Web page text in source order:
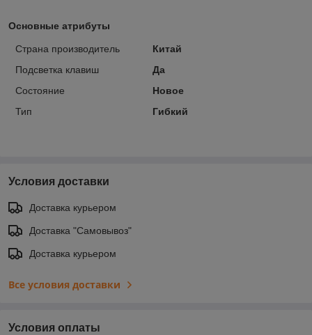
Основные атрибуты
Страна производитель
Китай
Подсветка клавиш
Да
Состояние
Новое
Тип
Гибкий
Условия доставки
Доставка курьером
Доставка "Самовывоз"
Доставка курьером
Все условия доставки
Условия оплаты